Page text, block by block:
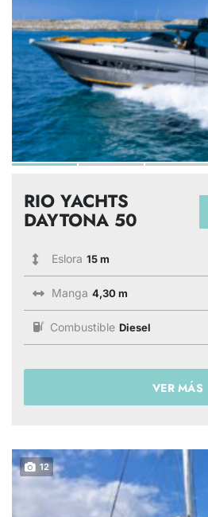
RIO YACHTS
DAYTONA 50
Eslora 15 m
Manga 4,30 m
Combustible Diesel
VER MÁS
12